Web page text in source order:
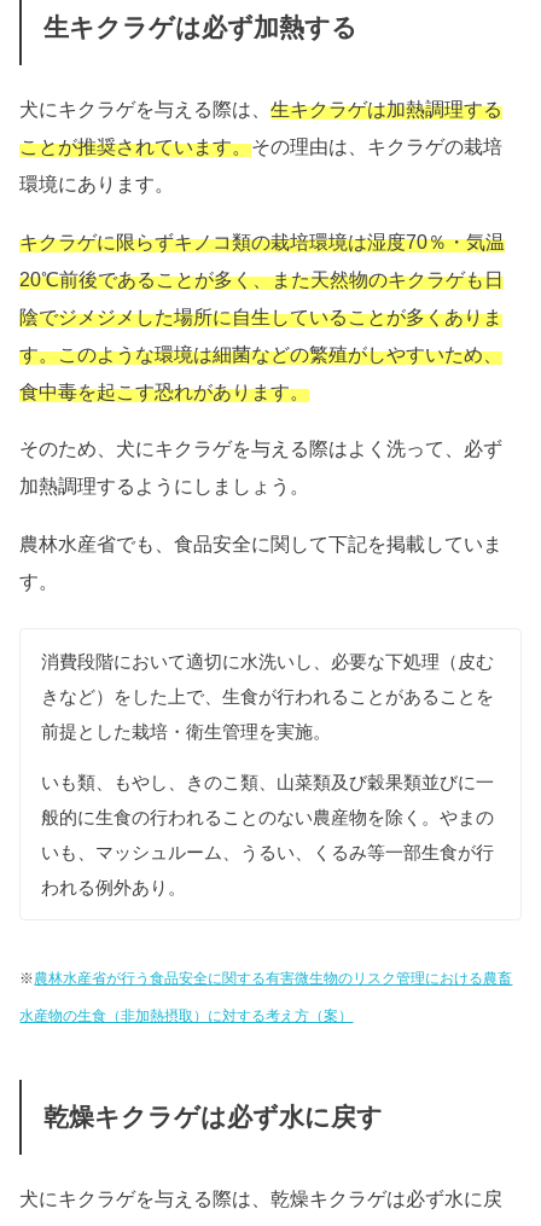
生キクラゲは必ず加熱する
犬にキクラゲを与える際は、生キクラゲは加熱調理する
ことが推奨されています。その理由は、キクラゲの栽培
環境にあります。
キクラゲに限らずキノコ類の栽培環境は湿度70％・気温
20℃前後であることが多く、また天然物のキクラゲも日
陰でジメジメした場所に自生していることが多くありま
す。このような環境は細菌などの繁殖がしやすいため、
食中毒を起こす恐れがあります。
そのため、犬にキクラゲを与える際はよく洗って、必ず
加熱調理するようにしましょう。
農林水産省でも、食品安全に関して下記を掲載していま
す。
消費段階において適切に水洗いし、必要な下処理（皮む
きなど）をした上で、生食が行われることがあることを
前提とした栽培・衛生管理を実施。
いも類、もやし、きのこ類、山菜類及び穀果類並びに一
般的に生食の行われることのない農産物を除く。やまの
いも、マッシュルーム、うるい、くるみ等一部生食が行
われる例外あり。
※農林水産省が行う食品安全に関する有害微生物のリスク管理における農畜
水産物の生食（非加熱摂取）に対する考え方（案）
乾燥キクラゲは必ず水に戻す
犬にキクラゲを与える際は、乾燥キクラゲは必ず水に戻